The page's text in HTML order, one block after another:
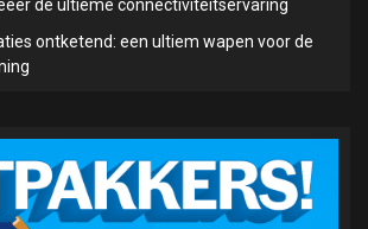
de ultieme connectiviteitservaring
ontketend: een ultiem wapen voor de